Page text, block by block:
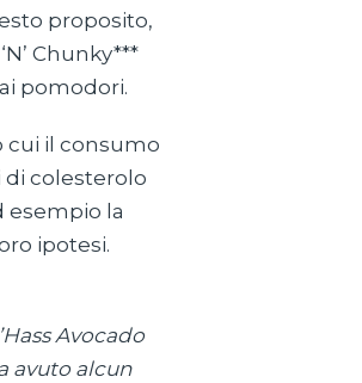
proposito,
Chunky***
pomodori.
cui il consumo
di colesterolo
esempio la
ipotesi.
Avocado
avuto alcun